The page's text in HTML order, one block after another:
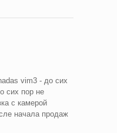
vim3 - до сих
сих пор не
с камерой
начала продаж